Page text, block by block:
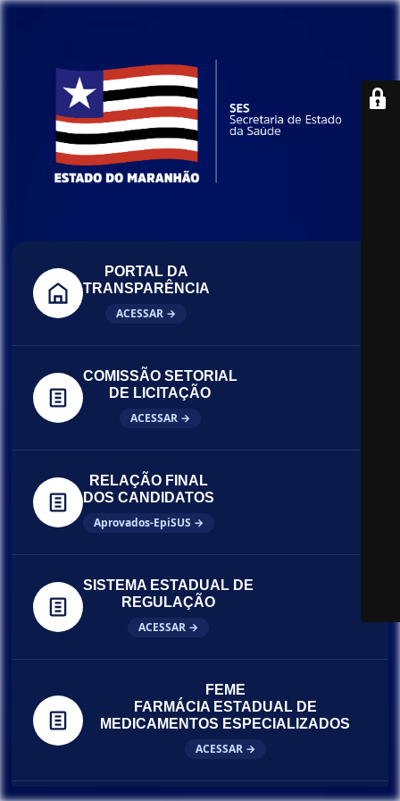
PORTAL DA
TRANSPARÊNCIA
ACESSAR →
COMISSÃO SETORIAL
DE LICITAÇÃO
ACESSAR →
RELAÇÃO FINAL
DOS CANDIDATOS
Aprovados-EpiSUS →
SISTEMA ESTADUAL DE
REGULAÇÃO
ACESSAR →
FEME
FARMÁCIA ESTADUAL DE
MEDICAMENTOS ESPECIALIZADOS
ACESSAR →